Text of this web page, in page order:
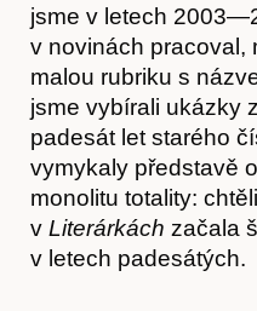
jsme v letech
v novinách pracoval,
malou rubriku s
jsme vybírali ukázky
padesát let starého
vymykaly představě
monolitu totality:
v Literárkách začala
v letech padesátých.